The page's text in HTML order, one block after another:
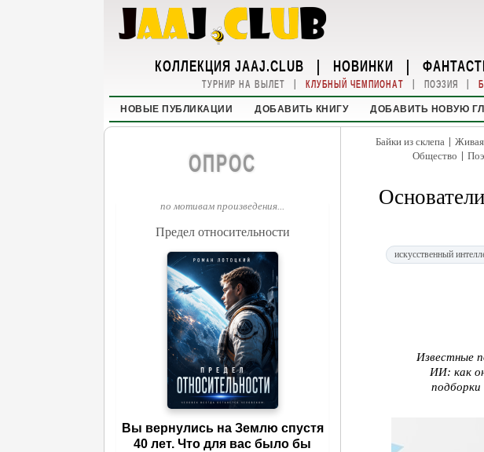
КОЛЛЕКЦИЯ JAAJ.CLUB | НОВИНКИ |
ТУРНИР НА ВЫЛЕТ | КЛУБНЫЙ ЧЕМПИОНАТ | ПОЭЗИЯ |
НОВЫЕ ПУБЛИКАЦИИ ДОБАВИТЬ КНИГУ ДОБАВИТЬ НОВУЮ
ОПРОС
по мотивам произведения...
Предел относительности
Вы вернулись на Землю спустя
40 лет. Что для вас было бы
Байки из склепа |
Общество |
искусственный
Известные
ИИ: как